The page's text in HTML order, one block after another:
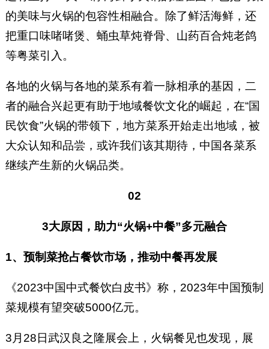
的美味与火锅的包容性相融合。除了鲜活海鲜，还
把重口味啫啫煲、蛹虫草炖脊骨、山药百合炖老鸽
等粤菜引入。
各地的火锅与各地的菜系有着一脉相承的基因，二
者的融合兴起更有助于地域餐饮文化的崛起，在“国
民饮食”火锅的带领下，地方菜系开始走出地域，被
大众认知和品尝，或许我们该其期待，中国各菜系
继续产生新的火锅品类。
02
3大原因，助力“火锅+中餐”多元融合
1、预制菜抢占餐饮市场，推动中餐再发展
《2023中国中式餐饮白皮书》称，2023年中国预制
菜规模有望突破5000亿元。
3月28日武汉良之隆展会上，火锅餐见也发现，展